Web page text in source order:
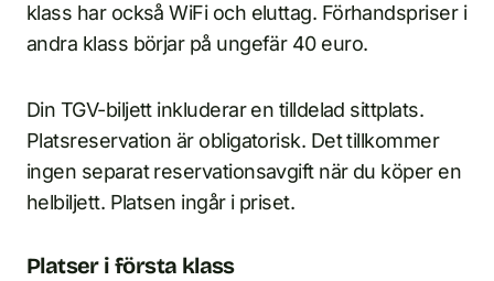
klass har också WiFi och eluttag. Förhandspriser i
andra klass börjar på ungefär 40 euro.
Din TGV-biljett inkluderar en tilldelad sittplats.
Platsreservation är obligatorisk. Det tillkommer
ingen separat reservationsavgift när du köper en
helbiljett. Platsen ingår i priset.
Platser i första klass